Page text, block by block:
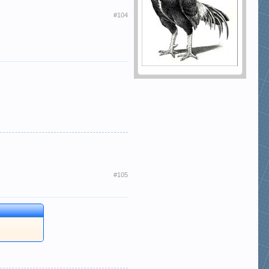
#104
#105